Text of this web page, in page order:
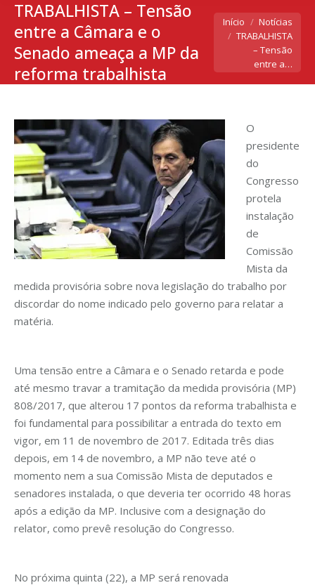
TRABALHISTA – Tensão
entre a Câmara e o
Senado ameaça a MP da
reforma trabalhista
Você está aqui:
Início
Notícias
TRABALHISTA
– Tensão
entre a…
O
presidente
do
Congresso
protela
instalação
de
Comissão
Mista da
medida provisória sobre nova legislação do trabalho por
discordar do nome indicado pelo governo para relatar a
matéria.
Uma tensão entre a Câmara e o Senado retarda e pode
até mesmo travar a tramitação da medida provisória (MP)
808/2017, que alterou 17 pontos da reforma trabalhista e
foi fundamental para possibilitar a entrada do texto em
vigor, em 11 de novembro de 2017. Editada três dias
depois, em 14 de novembro, a MP não teve até o
momento nem a sua Comissão Mista de deputados e
senadores instalada, o que deveria ter ocorrido 48 horas
após a edição da MP. Inclusive com a designação do
relator, como prevê resolução do Congresso.
No próxima quinta (22), a MP será renovada